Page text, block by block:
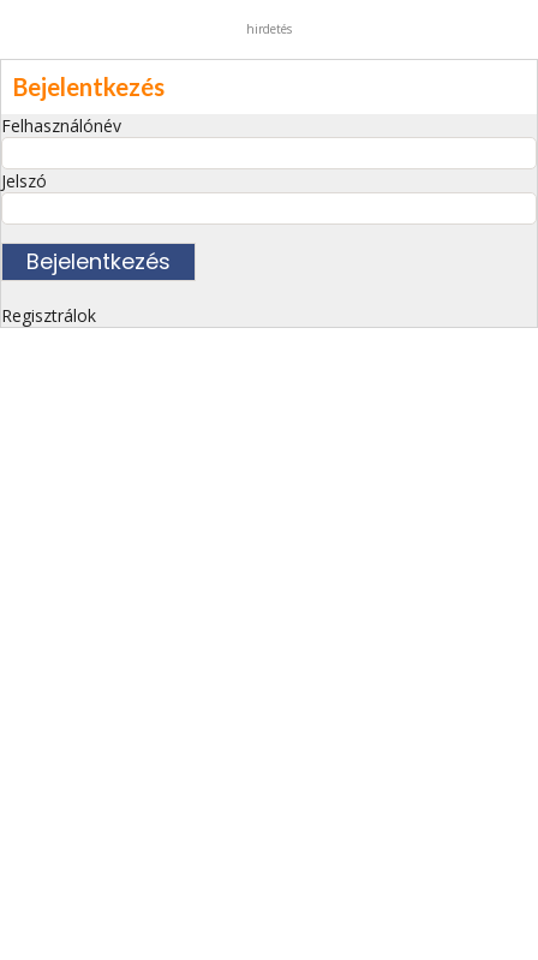
hirdetés
Bejelentkezés
Felhasználónév
Jelszó
Regisztrálok